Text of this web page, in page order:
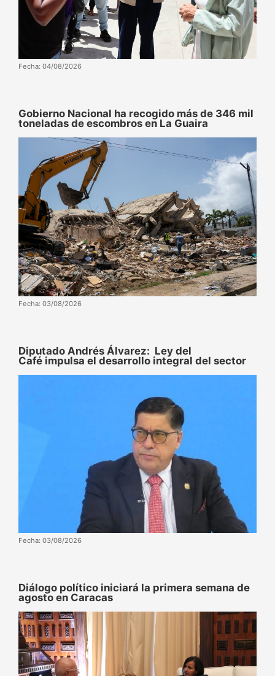
Fecha: 04/08/2026
Gobierno Nacional ha recogido más de 346 mil
toneladas de escombros en La Guaira
Fecha: 03/08/2026
Diputado Andrés Álvarez: Ley del
Café impulsa el desarrollo integral del sector
Fecha: 03/08/2026
Diálogo político iniciará la primera semana de
agosto en Caracas